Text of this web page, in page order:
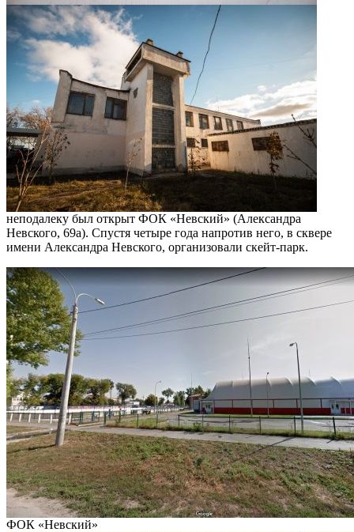
неподалеку был открыт ФОК «Невский» (Александра
Невского, 69а). Спустя четыре года напротив него, в сквере
имени Александра Невского, организовали скейт-парк.
ФОК «Невский»